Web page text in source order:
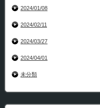
2024/01/08
2024/02/11
2024/03/27
2024/04/01
未分類